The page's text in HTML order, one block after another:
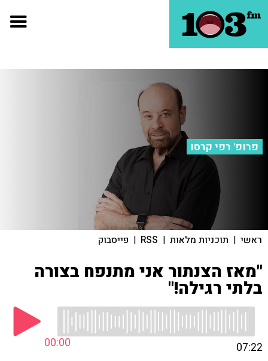
פרופ' רפי קרסו
ראשי | תוכניות מלאות |
RSS
| פייסבוק
"מאז הצנתור אני מתנפח בצורה
בלתי רגילה!"
00:00 07:22